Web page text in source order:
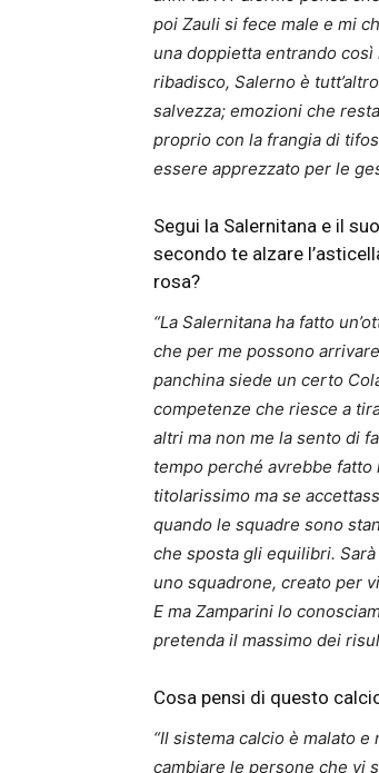
poi Zauli si fece male e mi
una doppietta entrando
ribadisco, Salerno è
salvezza; emozioni che
proprio con la frangia di
essere apprezzato per le
Segui la Salernitana e il
secondo te alzare
rosa?
“La Salernitana ha fatto
che per me possono
panchina siede un certo
competenze che riesce a
altri ma non me la sento di
tempo perché avrebbe fatto
titolarissimo ma se
quando le squadre sono
che sposta gli equilibri.
uno squadrone, creato per
E ma Zamparini lo
pretenda il massimo dei
Cosa pensi di questo
“Il sistema calcio è malato
cambiare le persone che vi